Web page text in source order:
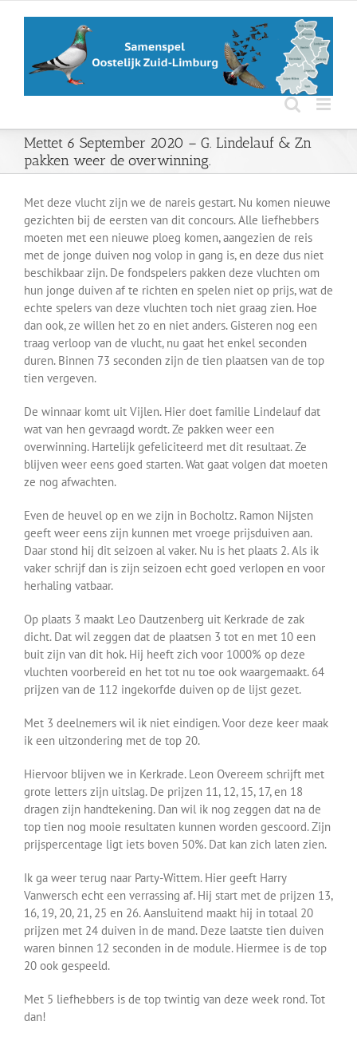
Mettet 6 September 2020 – G. Lindelauf & Zn
pakken weer de overwinning.
Met deze vlucht zijn we de nareis gestart. Nu komen nieuwe
gezichten bij de eersten van dit concours. Alle liefhebbers
moeten met een nieuwe ploeg komen, aangezien de reis
met de jonge duiven nog volop in gang is, en deze dus niet
beschikbaar zijn. De fondspelers pakken deze vluchten om
hun jonge duiven af te richten en spelen niet op prijs, wat de
echte spelers van deze vluchten toch niet graag zien. Hoe
dan ook, ze willen het zo en niet anders. Gisteren nog een
traag verloop van de vlucht, nu gaat het enkel seconden
duren. Binnen 73 seconden zijn de tien plaatsen van de top
tien vergeven.
De winnaar komt uit Vijlen. Hier doet familie Lindelauf dat
wat van hen gevraagd wordt. Ze pakken weer een
overwinning. Hartelijk gefeliciteerd met dit resultaat. Ze
blijven weer eens goed starten. Wat gaat volgen dat moeten
ze nog afwachten.
Even de heuvel op en we zijn in Bocholtz. Ramon Nijsten
geeft weer eens zijn kunnen met vroege prijsduiven aan.
Daar stond hij dit seizoen al vaker. Nu is het plaats 2. Als ik
vaker schrijf dan is zijn seizoen echt goed verlopen en voor
herhaling vatbaar.
Op plaats 3 maakt Leo Dautzenberg uit Kerkrade de zak
dicht. Dat wil zeggen dat de plaatsen 3 tot en met 10 een
buit zijn van dit hok. Hij heeft zich voor 1000% op deze
vluchten voorbereid en het tot nu toe ook waargemaakt. 64
prijzen van de 112 ingekorfde duiven op de lijst gezet.
Met 3 deelnemers wil ik niet eindigen. Voor deze keer maak
ik een uitzondering met de top 20.
Hiervoor blijven we in Kerkrade. Leon Overeem schrijft met
grote letters zijn uitslag. De prijzen 11, 12, 15, 17, en 18
dragen zijn handtekening. Dan wil ik nog zeggen dat na de
top tien nog mooie resultaten kunnen worden gescoord. Zijn
prijspercentage ligt iets boven 50%. Dat kan zich laten zien.
Ik ga weer terug naar Party-Wittem. Hier geeft Harry
Vanwersch echt een verrassing af. Hij start met de prijzen 13,
16, 19, 20, 21, 25 en 26. Aansluitend maakt hij in totaal 20
prijzen met 24 duiven in de mand. Deze laatste tien duiven
waren binnen 12 seconden in de module. Hiermee is de top
20 ook gespeeld.
Met 5 liefhebbers is de top twintig van deze week rond. Tot
dan!